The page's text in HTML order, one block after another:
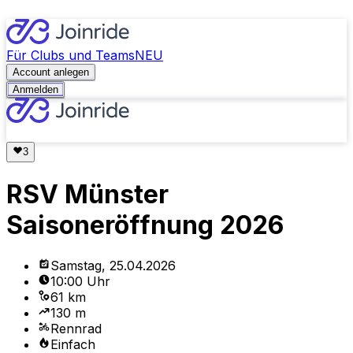
Für Clubs und TeamsNEU
Account anlegen
Anmelden
RSV Münster
Saisoneröffnung 2026
Samstag, 25.04.2026
10:00 Uhr
61 km
130 m
Rennrad
Einfach